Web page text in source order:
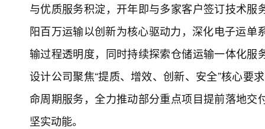
与优质服务积淀，开年即与多家客户签订技术
阳百万运输以创新为核心驱动力，深化电子运
输过程透明度，同时持续探索仓储运输一体化
设计公司聚焦“提质、增效、创新、安全”核心要
命周期服务，全力推动部分重点项目提前落地
坚实动能。